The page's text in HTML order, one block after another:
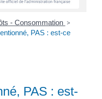
- Consommation >
PAS : est-ce
PAS : est-